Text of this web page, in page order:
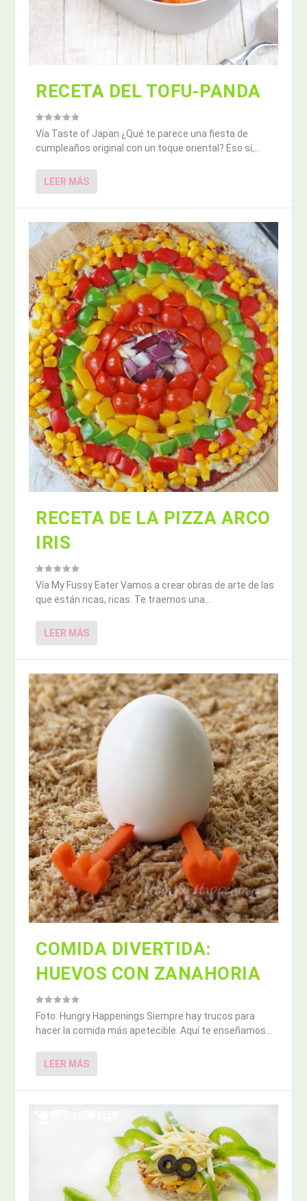
RECETA DEL TOFU-PANDA
Vía Taste of Japan ¿Qué te parece una fiesta de
cumpleaños original con un toque oriental? Eso sí,...
LEER MÁS
RECETA DE LA PIZZA ARCO
IRIS
Vía My Fussy Eater Vamos a crear obras de arte de las
que están ricas, ricas. Te traemos una...
LEER MÁS
COMIDA DIVERTIDA:
HUEVOS CON ZANAHORIA
Foto: Hungry Happenings Siempre hay trucos para
hacer la comida más apetecible. Aquí te enseñamos...
LEER MÁS